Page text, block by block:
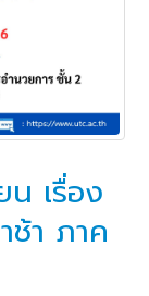
น เรื่อง
ช้า ภาค